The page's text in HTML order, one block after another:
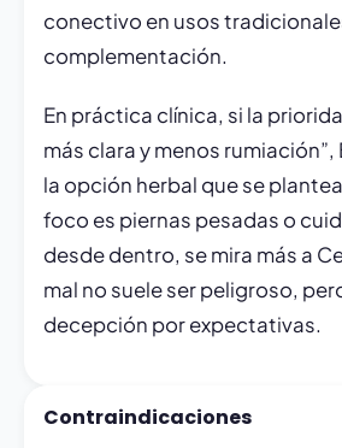
conectivo en usos
complementación.
En práctica clínica, si la
más clara y menos rumiación”,
la opción herbal que se
foco es piernas pesadas o
desde dentro, se mira más a
mal no suele ser peligroso,
decepción por expectativas.
Contraindicaciones